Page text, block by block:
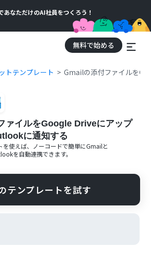
あなただけのAI社員をつくろう！
無料で始める
トテンプレート Gmailの添付ファイルを
ァイルをGoogle Driveにアップ
に通知する
を使えば、ノーコードで簡単にGmailと
を自動連携できます。
テンプレートを試す